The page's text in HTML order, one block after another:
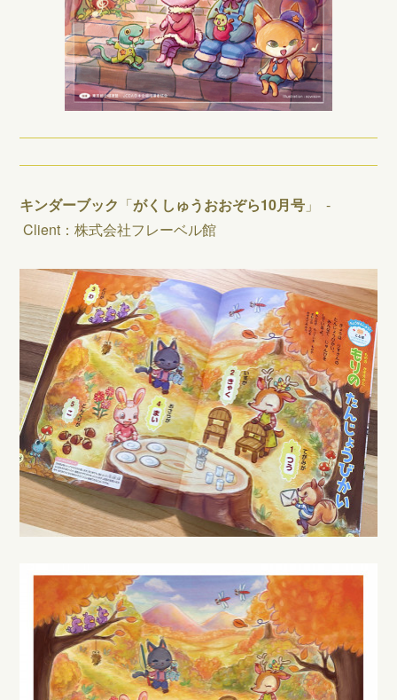
キンダーブック 「がくしゅうおおぞら10月号 」 -
Client：株式会社フレーベル館